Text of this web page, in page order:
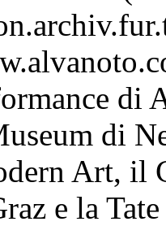
di
di
Art, il
e la